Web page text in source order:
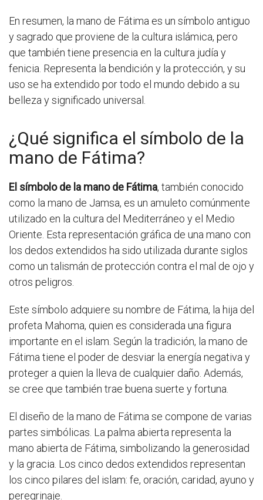
En resumen, la mano de Fátima es un símbolo antiguo
y sagrado que proviene de la cultura islámica, pero
que también tiene presencia en la cultura judía y
fenicia. Representa la bendición y la protección, y su
uso se ha extendido por todo el mundo debido a su
belleza y significado universal.
¿Qué significa el símbolo de la
mano de Fátima?
El símbolo de la mano de Fátima, también conocido
como la mano de Jamsa, es un amuleto comúnmente
utilizado en la cultura del Mediterráneo y el Medio
Oriente. Esta representación gráfica de una mano con
los dedos extendidos ha sido utilizada durante siglos
como un talismán de protección contra el mal de ojo y
otros peligros.
Este símbolo adquiere su nombre de Fátima, la hija del
profeta Mahoma, quien es considerada una figura
importante en el islam. Según la tradición, la mano de
Fátima tiene el poder de desviar la energía negativa y
proteger a quien la lleva de cualquier daño. Además,
se cree que también trae buena suerte y fortuna.
El diseño de la mano de Fátima se compone de varias
partes simbólicas. La palma abierta representa la
mano abierta de Fátima, simbolizando la generosidad
y la gracia. Los cinco dedos extendidos representan
los cinco pilares del islam: fe, oración, caridad, ayuno y
peregrinaje.